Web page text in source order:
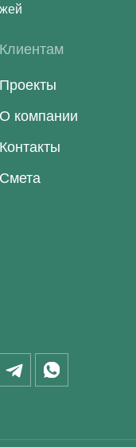
Клиентам
Проекты
О компании
Контакты
Смета